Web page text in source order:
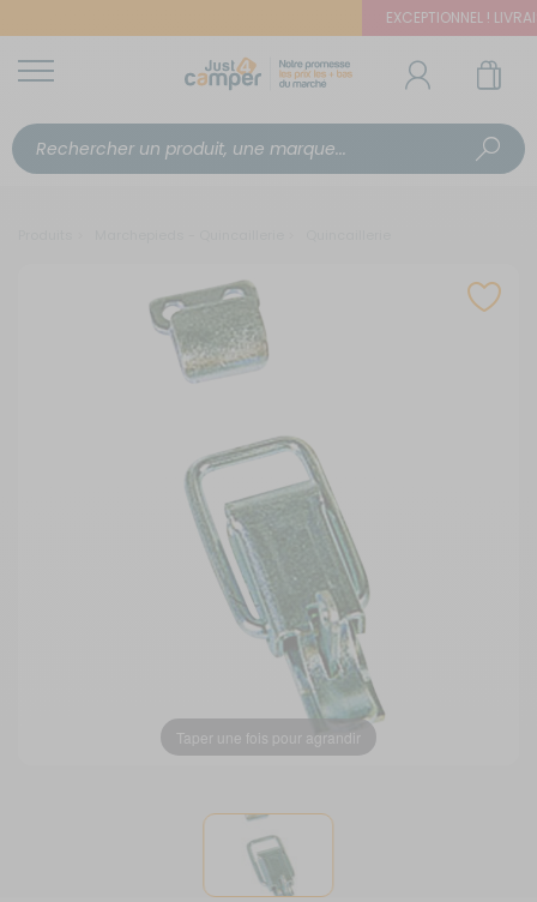
EXCEPTIONNEL !
Taper une fois pour agrandir